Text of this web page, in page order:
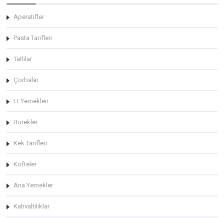
Aperatifler
Pasta Tarifleri
Tatlılar
Çorbalar
Et Yemekleri
Börekler
Kek Tarifleri
Köfteler
Ana Yemekler
Kahvaltılıklar